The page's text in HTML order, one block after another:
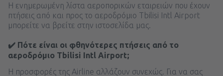
Η ενημερωμένη λίστα αεροπορικών εταιρειών που έχουν
πτήσεις από και προς το αεροδρόμιο Tbilisi Intl Airport
μπορείτε να βρείτε στην ιστοσελίδα μας.
✔️ Πότε είναι οι φθηνότερες πτήσεις από το
αεροδρόμιο Tbilisi Intl Airport;
Η προσφορές της Airline αλλάζουν συνεχώς. Για να σας